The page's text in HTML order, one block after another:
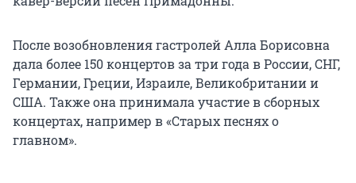
После возобновления гастролей Алла Борисовна
дала более 150 концертов за три года в России, СНГ,
Германии, Греции, Израиле, Великобритании и
США. Также она принимала участие в сборных
концертах, например в «Старых песнях о
главном».